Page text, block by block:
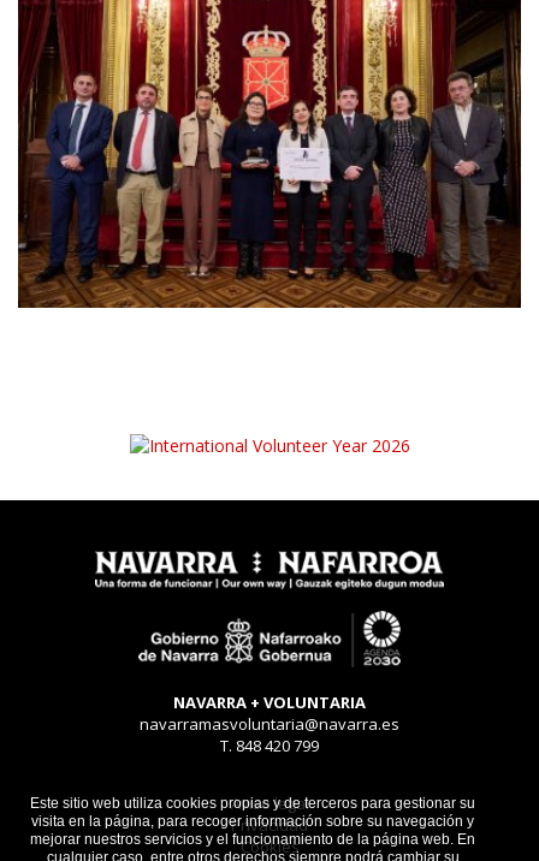
Este sitio web utiliza cookies propias y de terceros para gestionar su
visita en la página, para recoger información sobre su navegación y
mejorar nuestros servicios y el funcionamiento de la página web. En
cualquier caso, entre otros derechos siempre podrá cambiar su
NAVARRA + VOLUNTARIA
navarramasvoluntaria@navarra.es
T. 848 420 799
Aviso legal
Privacidad
Cookies